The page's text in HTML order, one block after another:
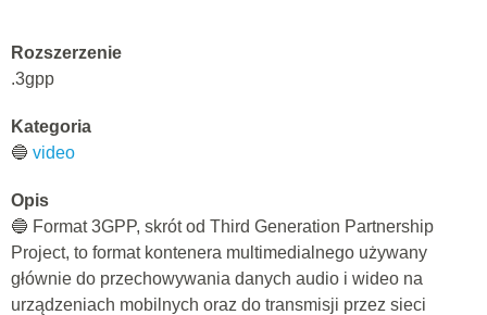
Rozszerzenie
.3gpp
Kategoria
🔵 video
Opis
🔵 Format 3GPP, skrót od Third Generation Partnership
Project, to format kontenera multimedialnego używany
głównie do przechowywania danych audio i wideo na
urządzeniach mobilnych oraz do transmisji przez sieci